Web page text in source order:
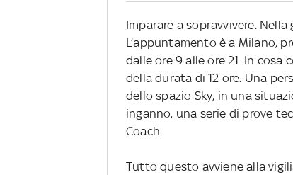
Imparare a sopravvivere.
L’appuntamento è a Milano,
dalle ore 9 alle ore 21. In cosa
della durata di 12 ore. Una
dello spazio Sky, in una
inganno, una serie di prove
Coach.
Tutto questo avviene alla